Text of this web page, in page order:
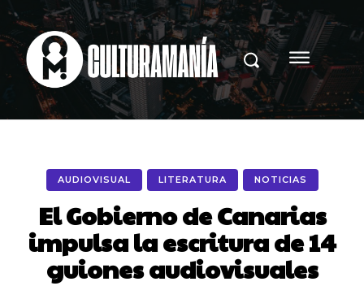
AUDIOVISUAL LITERATURA NOTICIAS
El Gobierno de Canarias
impulsa la escritura de 14
guiones audiovisuales